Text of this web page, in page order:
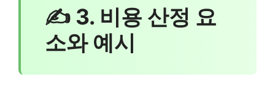
✍ 3. 비용 산정 요
소와 예시